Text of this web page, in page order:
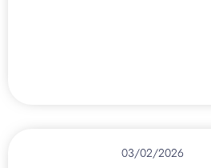
03/02/2026